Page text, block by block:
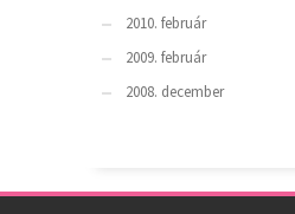
2010. február
2009. február
2008. december